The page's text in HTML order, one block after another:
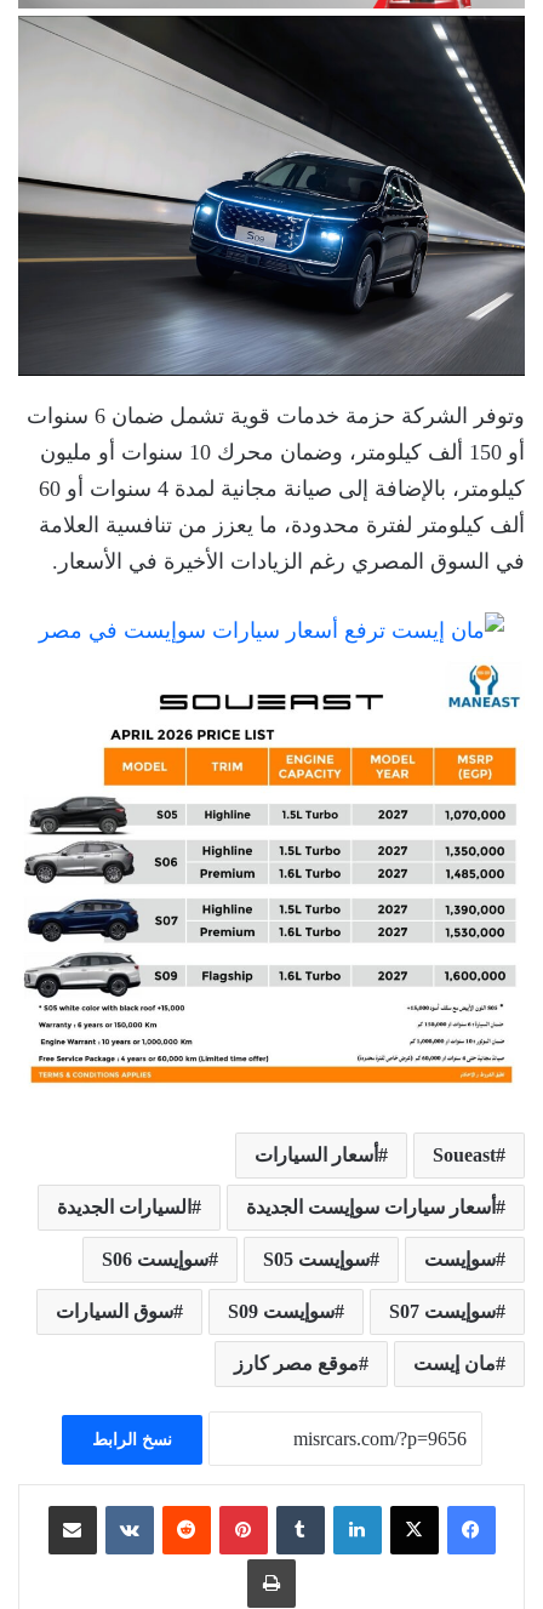
وتوفر الشركة حزمة خدمات قوية تشمل ضمان 6 سنوات
أو 150 ألف كيلومتر، وضمان محرك 10 سنوات أو مليون
كيلومتر، بالإضافة إلى صيانة مجانية لمدة 4 سنوات أو 60
ألف كيلومتر لفترة محدودة، ما يعزز من تنافسية العلامة
في السوق المصري رغم الزيادات الأخيرة في الأسعار.
Soueast أسعار السيارات
أسعار سيارات سوإيست الجديدة السيارات الجديدة
سوإيست سوإيست S05 سوإيست S06
سوإيست S07 سوإيست S09 سوق السيارات
مان إيست موقع مصر كارز
نسخ الرابط
لينكدإن ‏Tumblr بينتيريست
‏Reddit
‏VKontakte مشاركة عبر البريد
طباعة